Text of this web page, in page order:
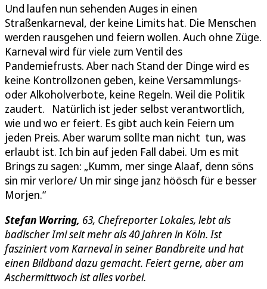
Und laufen nun sehenden Auges in einen
Straßenkarneval, der keine Limits hat. Die Menschen
werden rausgehen und feiern wollen. Auch ohne Züge.
Karneval wird für viele zum Ventil des
Pandemiefrusts. Aber nach Stand der Dinge wird es
keine Kontrollzonen geben, keine Versammlungs-
oder Alkoholverbote, keine Regeln. Weil die Politik
zaudert. Natürlich ist jeder selbst verantwortlich,
wie und wo er feiert. Es gibt auch kein Feiern um
jeden Preis. Aber warum sollte man nicht tun, was
erlaubt ist. Ich bin auf jeden Fall dabei. Um es mit
Brings zu sagen: „Kumm, mer singe Alaaf, denn söns
sin mir verlore/ Un mir singe janz höösch für e besser
Morjen.“
Stefan Worring, 63, Chefreporter Lokales, lebt als
badischer Imi seit mehr als 40 Jahren in Köln. Ist
fasziniert vom Karneval in seiner Bandbreite und hat
einen Bildband dazu gemacht. Feiert gerne, aber am
Aschermittwoch ist alles vorbei.